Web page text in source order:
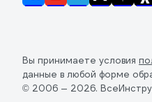
Вы принимаете условия
данные в любой форме
© 2006 — 2026.